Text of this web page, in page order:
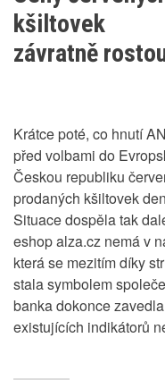
kšiltovek
závratně
Krátce poté, co hnutí
před volbami do
Českou republiku
prodaných kšiltovek
Situace dospěla tak
eshop alza.cz nemá v
která se mezitím díky
stala symbolem
banka dokonce
existujících indikátorů